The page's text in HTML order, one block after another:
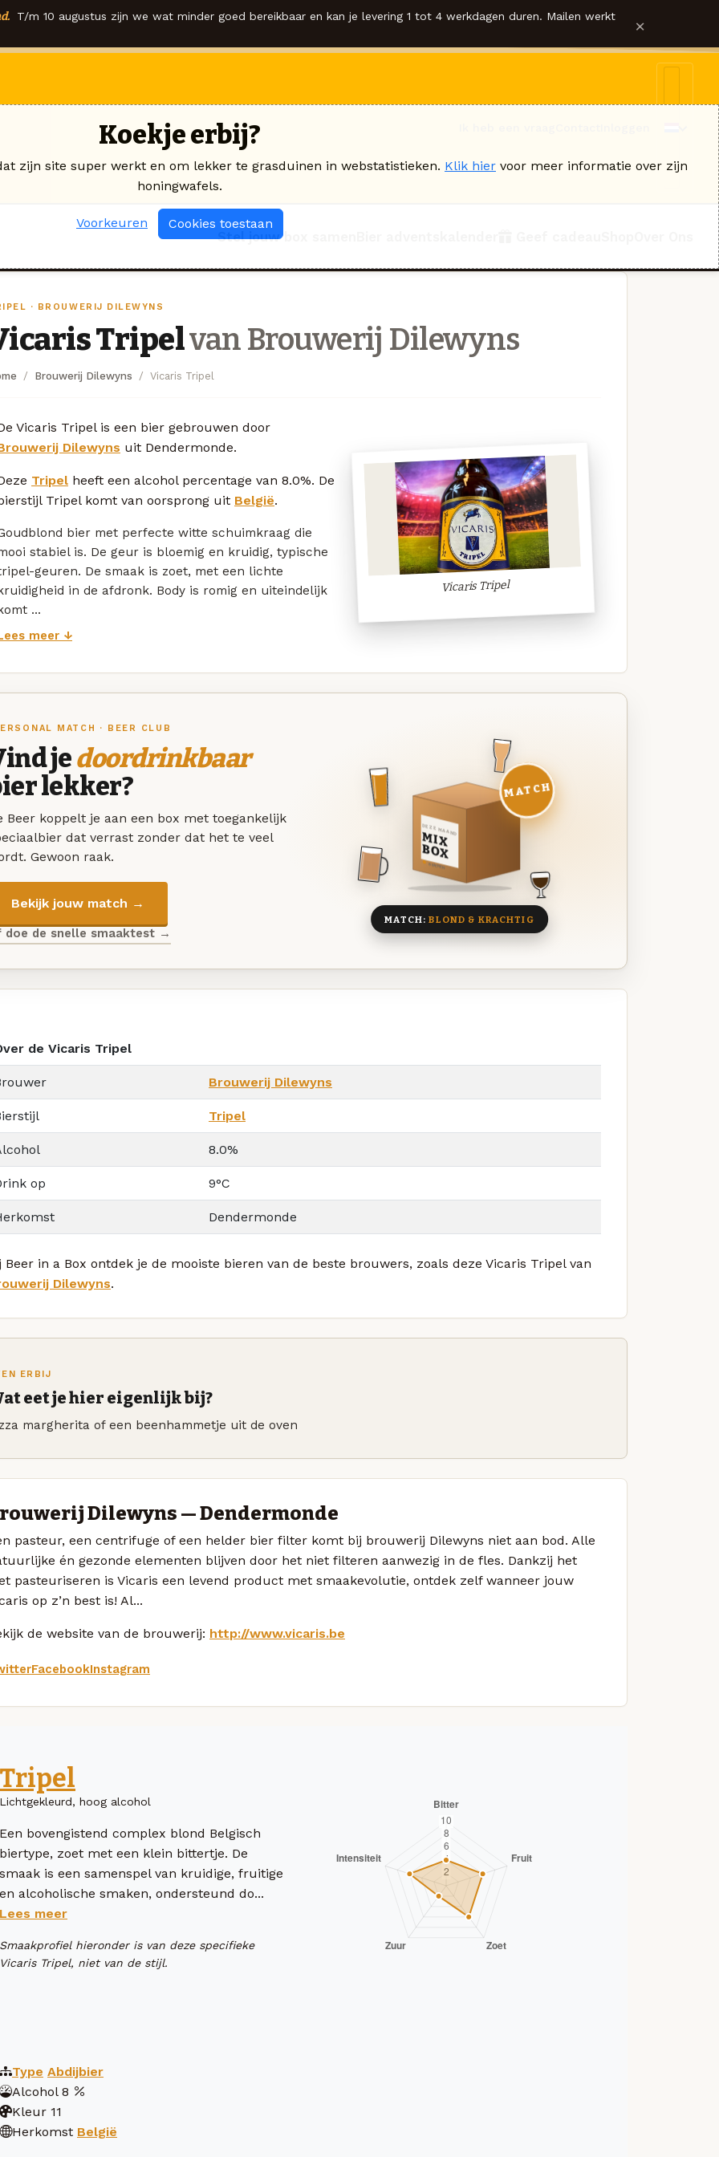
T/m 10 augustus zijn we wat minder goed bereikbaar en kan je levering 1 tot 4 werkdagen duren. Mailen werkt
×
Stel jouw box samen
· BROUWERIJ DILEWYNS
Tripelvan Brouwerij Dilewyns
Brouwerij Dilewyns Vicaris Tripel
Vicaris Tripel is een bier gebrouwen door
Dilewyns uit Dendermonde.
Tripel heeft een alcohol percentage van 8.0%. De
Tripel komt van oorsprong uit België.
bier met perfecte witte schuimkraag die
stabiel is. De geur is bloemig en kruidig, typische
geuren. De smaak is zoet, met een lichte
in de afdronk. Body is romig en uiteindelijk
...
meer ↓
Vicaris Tripel
MATCH · BEER CLUB
jedoordrinkbaar
lekker?
Beer koppelt je aan een box met toegankelijk
dat verrast zonder dat het te veel
Gewoon raak.
Bekijk jouw match →
doe de snelle smaaktest →
DEZE MAAND
MIX
BOX
8 BIEREN
MATCH
MATCH:BLOND & KRACHTIG
de Vicaris Tripel
Brouwerij Dilewyns
Tripel
8.0%
op 9°C
Dendermonde
Beer in a Box ontdek je de mooiste bieren van de beste brouwers, zoals deze Vicaris Tripel van
Dilewyns.
ERBIJ
eet je hier eigenlijk bij?
margherita of een beenhammetje uit de oven
Dilewyns — Dendermonde
pasteur, een centrifuge of een helder bier filter komt bij brouwerij Dilewyns niet aan bod. Alle
én gezonde elementen blijven door het niet filteren aanwezig in de fles. Dankzij het
pasteuriseren is Vicaris een levend product met smaakevolutie, ontdek zelf wanneer jouw
op z’n best is! Al...
de website van de brouwerij: http://www.vicaris.be
FacebookInstagram
Tripel
Lichtgekleurd, hoog alcohol
Een bovengistend complex blond Belgisch
biertype, zoet met een klein bittertje. De
smaak is een samenspel van kruidige, fruitige
en alcoholische smaken, ondersteund do...
Lees meer
Smaakprofiel hieronder is van deze specifieke
Vicaris Tripel, niet van de stijl.
Type Abdijbier
Alcohol 8
Kleur 11
Herkomst België
Koekje erbij?
zijn site super werkt en om lekker te grasduinen in webstatistieken. Klik hier voor meer informatie over zijn
honingwafels.
Voorkeuren Cookies toestaan